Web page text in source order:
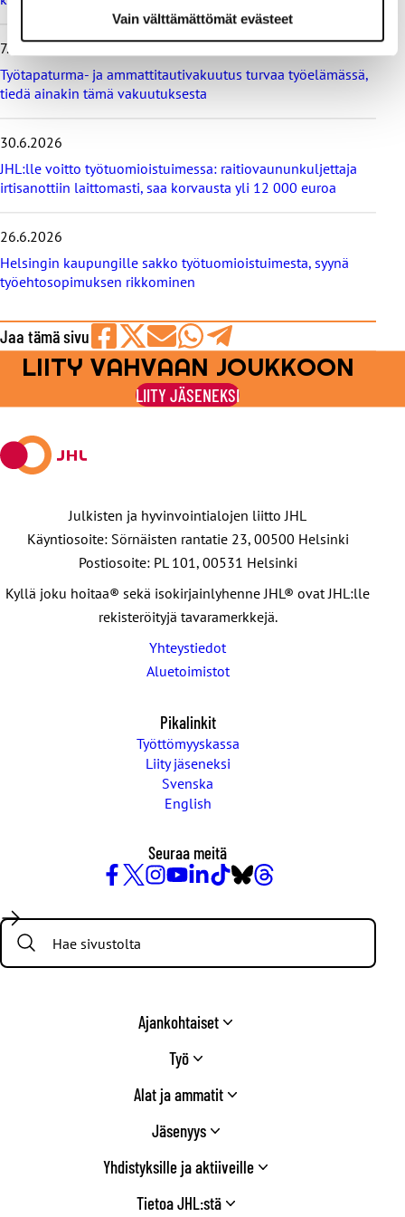
Vain välttämättömät evästeet
u
t
i
e
t
7.7.2026
Työtapaturma- ja ammattitautivakuutus turvaa työelämässä,
tiedä ainakin tämä vakuutuksesta
30.6.2026
JHL:lle voitto työtuomioistuimessa: raitiovaununkuljettaja
irtisanottiin laittomasti, saa korvausta yli 12 000 euroa
26.6.2026
Helsingin kaupungille sakko työtuomioistuimesta, syynä
työehtosopimuksen rikkominen
Jaa tämä sivu
Jaa
Facebookissa
Jaa
viestipalvelu
X:ssä
Jaa
sähköpostilla
Jaa
WhatsAppilla
Jaa
Telegramilla
LIITY VAHVAAN JOUKKOON
LIITY JÄSENEKSI
Julkisten ja hyvinvointialojen liitto JHL
Käyntiosoite: Sörnäisten rantatie 23, 00500 Helsinki
Postiosoite: PL 101, 00531 Helsinki
Kyllä joku hoitaa® sekä isokirjainlyhenne JHL® ovat JHL:lle
rekisteröityjä tavaramerkkejä.
Yhteystiedot
Aluetoimistot
Pikalinkit
Työttömyyskassa
Liity jäseneksi
Svenska
English
Seuraa meitä
/
Twitter
Search:
Ajankohtaiset
Työ
Alat ja ammatit
Jäsenyys
Yhdistyksille ja aktiiveille
Tietoa JHL:stä